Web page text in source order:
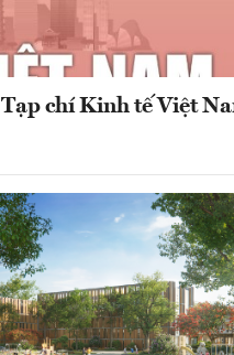
chí Kinh tế Việt